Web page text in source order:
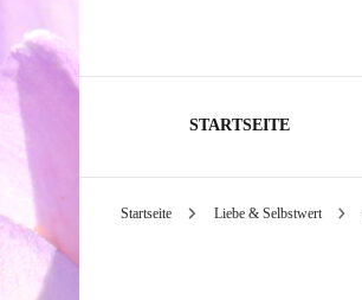
STARTSEITE
Startseite Liebe & Selbstwert